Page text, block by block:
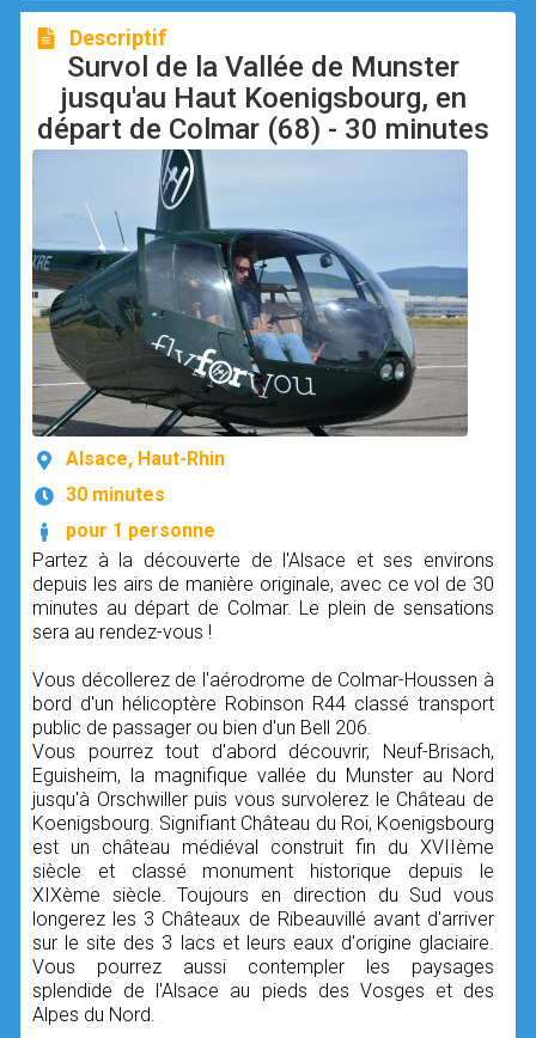
Descriptif
Survol de la Vallée de Munster
jusqu'au Haut Koenigsbourg, en
départ de Colmar (68) - 30 minutes
Alsace, Haut-Rhin
30 minutes
pour 1 personne
Partez à la découverte de l'Alsace et ses environs
depuis les airs de manière originale, avec ce vol de 30
minutes au départ de Colmar. Le plein de sensations
sera au rendez-vous !
Vous décollerez de l'aérodrome de Colmar-Houssen à
bord d'un hélicoptère Robinson R44 classé transport
public de passager ou bien d'un Bell 206.
Vous pourrez tout d'abord découvrir, Neuf-Brisach,
Eguisheim, la magnifique vallée du Munster au Nord
jusqu'à Orschwiller puis vous survolerez le Château de
Koenigsbourg. Signifiant Château du Roi, Koenigsbourg
est un château médiéval construit fin du XVIIème
siècle et classé monument historique depuis le
XIXème siècle. Toujours en direction du Sud vous
longerez les 3 Châteaux de Ribeauvillé avant d'arriver
sur le site des 3 lacs et leurs eaux d'origine glaciaire.
Vous pourrez aussi contempler les paysages
splendide de l'Alsace au pieds des Vosges et des
Alpes du Nord.